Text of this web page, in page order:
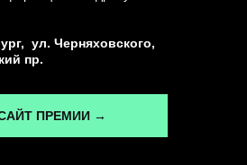
ул. Черняховского,
пр.
ПРЕМИИ →